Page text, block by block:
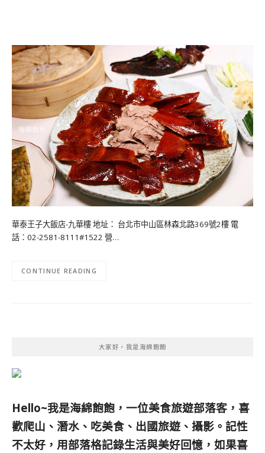
華泰王子大飯店-九華樓 地址： 台北市中山區林森北路369號2樓 電
話：02-2581-8111#1522 營…
CONTINUE READING
大家好，我是海綿飽飽
Hello~我是海綿飽飽，一位美食旅遊部落客， 喜
歡爬山、潛水、吃美食、出國旅遊、攝影。 記性
不太好，用部落格記錄生活與美好回憶， 如果喜